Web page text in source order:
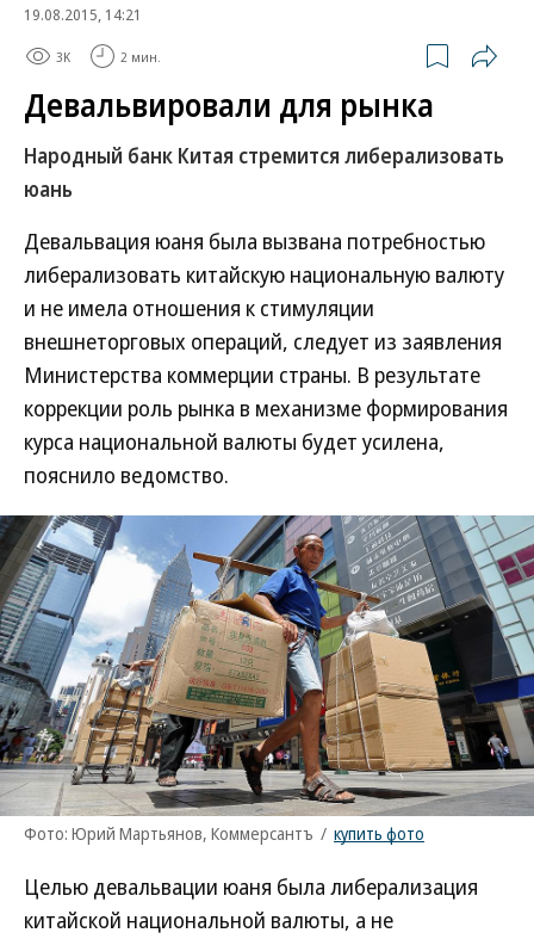
19.08.2015, 14:21
3K 2 мин.
Девальвировали для рынка
Народный банк Китая стремится либерализовать
юань
Девальвация юаня была вызвана потребностью
либерализовать китайскую национальную валюту
и не имела отношения к стимуляции
внешнеторговых операций, следует из заявления
Министерства коммерции страны. В результате
коррекции роль рынка в механизме формирования
курса национальной валюты будет усилена,
пояснило ведомство.
Фото: Юрий Мартьянов, Коммерсантъ / купить фото
Целью девальвации юаня была либерализация
китайской национальной валюты, а не